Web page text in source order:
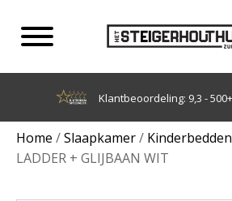
Achteraf
Home /Slaapkamer/ Kinderbedden
LADDER + GLIJBAAN WIT